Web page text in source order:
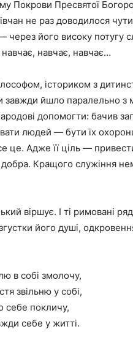
Покрови Пресвятої
не раз доводилося
його високу потугу
навчає, навчає, навчає…
істориком з
завжди йшло паралельно
допомогти: бачив
людей — бути їх
це. Адже її ціль —
Кращого служіння
віршує. І ті римовані
його душі,
в собі змолочу,
звільню у собі,
себе покличу,
себе у житті.